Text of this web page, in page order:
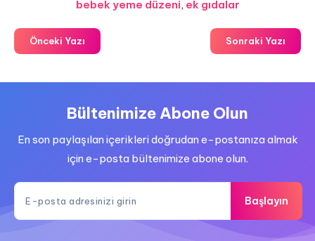
bebek yeme düzeni, ek gıdalar
Önceki Yazı Sonraki Yazı
Bültenimize Abone Olun
En son paylaşılan içerikleri doğrudan e-postanıza almak
için e-posta bültenimize abone olun.
Başlayın